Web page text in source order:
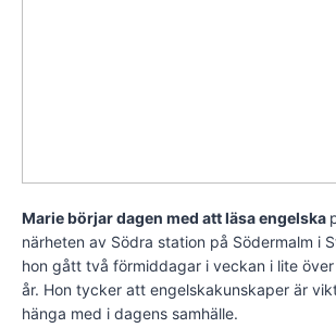
Marie börjar dagen med att läsa engelska
närheten av Södra station på Södermalm i
hon gått två förmiddagar i veckan i lite
år. Hon tycker att engelskakunskaper är
hänga med i dagens samhälle.